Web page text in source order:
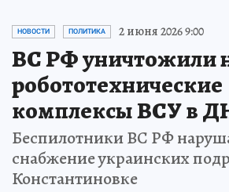
НОВОСТИ ПОЛИТИКА 2 июня 2026 9:00
ВС РФ уничтожили
робототехнические
комплексы ВСУ в
Беспилотники ВС РФ
снабжение украинских
Константиновке